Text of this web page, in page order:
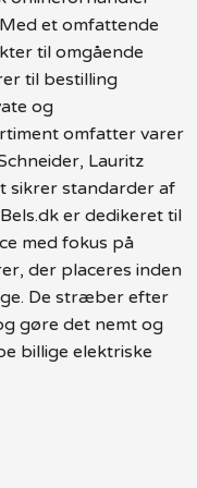
et omfattende
til omgående
til bestilling
og
omfatter varer
Lauritz
sikrer standarder af
er dedikeret til
med fokus på
der placeres inden
De stræber efter
gøre det nemt og
billige elektriske